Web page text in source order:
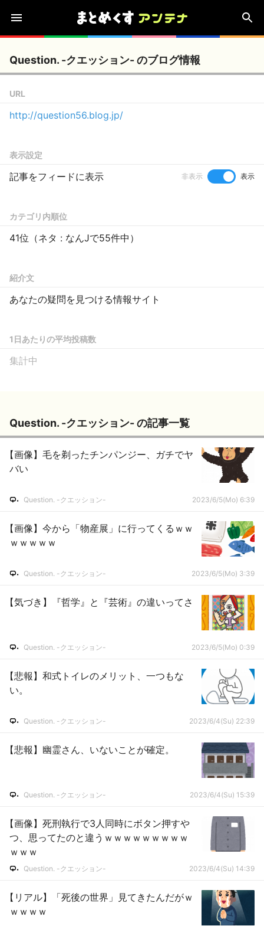
Question. -クエッション- のブログ情報
URL
http://question56.blog.jp/
表示設定
記事をフィードに表示 非表示 表示
カテゴリ内順位
41位（ネタ : なんJで55件中）
紹介文
あなたの疑問を見つける情報サイト
1日あたりの平均投稿数
集計中
Question. -クエッション- の記事一覧
【画像】毛を剃ったチンパンジー、ガチでヤ
バい
Question. -クエッション- 2023/6/5(Mo) 6:39
【画像】今から「物産展」に行ってくるｗｗ
ｗｗｗｗｗ
Question. -クエッション- 2023/6/5(Mo) 3:39
【気づき】『哲学』と『芸術』の違いってさ
Question. -クエッション- 2023/6/5(Mo) 0:39
【悲報】和式トイレのメリット、一つもな
い。
Question. -クエッション- 2023/6/4(Su) 22:39
【悲報】幽霊さん、いないことが確定。
Question. -クエッション- 2023/6/4(Su) 15:39
【画像】死刑執行で3人同時にボタン押すや
つ、思ってたのと違うｗｗｗｗｗｗｗｗｗ
ｗｗｗ
Question. -クエッション- 2023/6/4(Su) 14:39
【リアル】「死後の世界」見てきたんだがｗ
ｗｗｗｗ